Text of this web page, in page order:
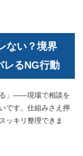
ない？境界
レるNG行動
る」――現場で相談を
です。仕組みさえ押
ッキリ整理できま